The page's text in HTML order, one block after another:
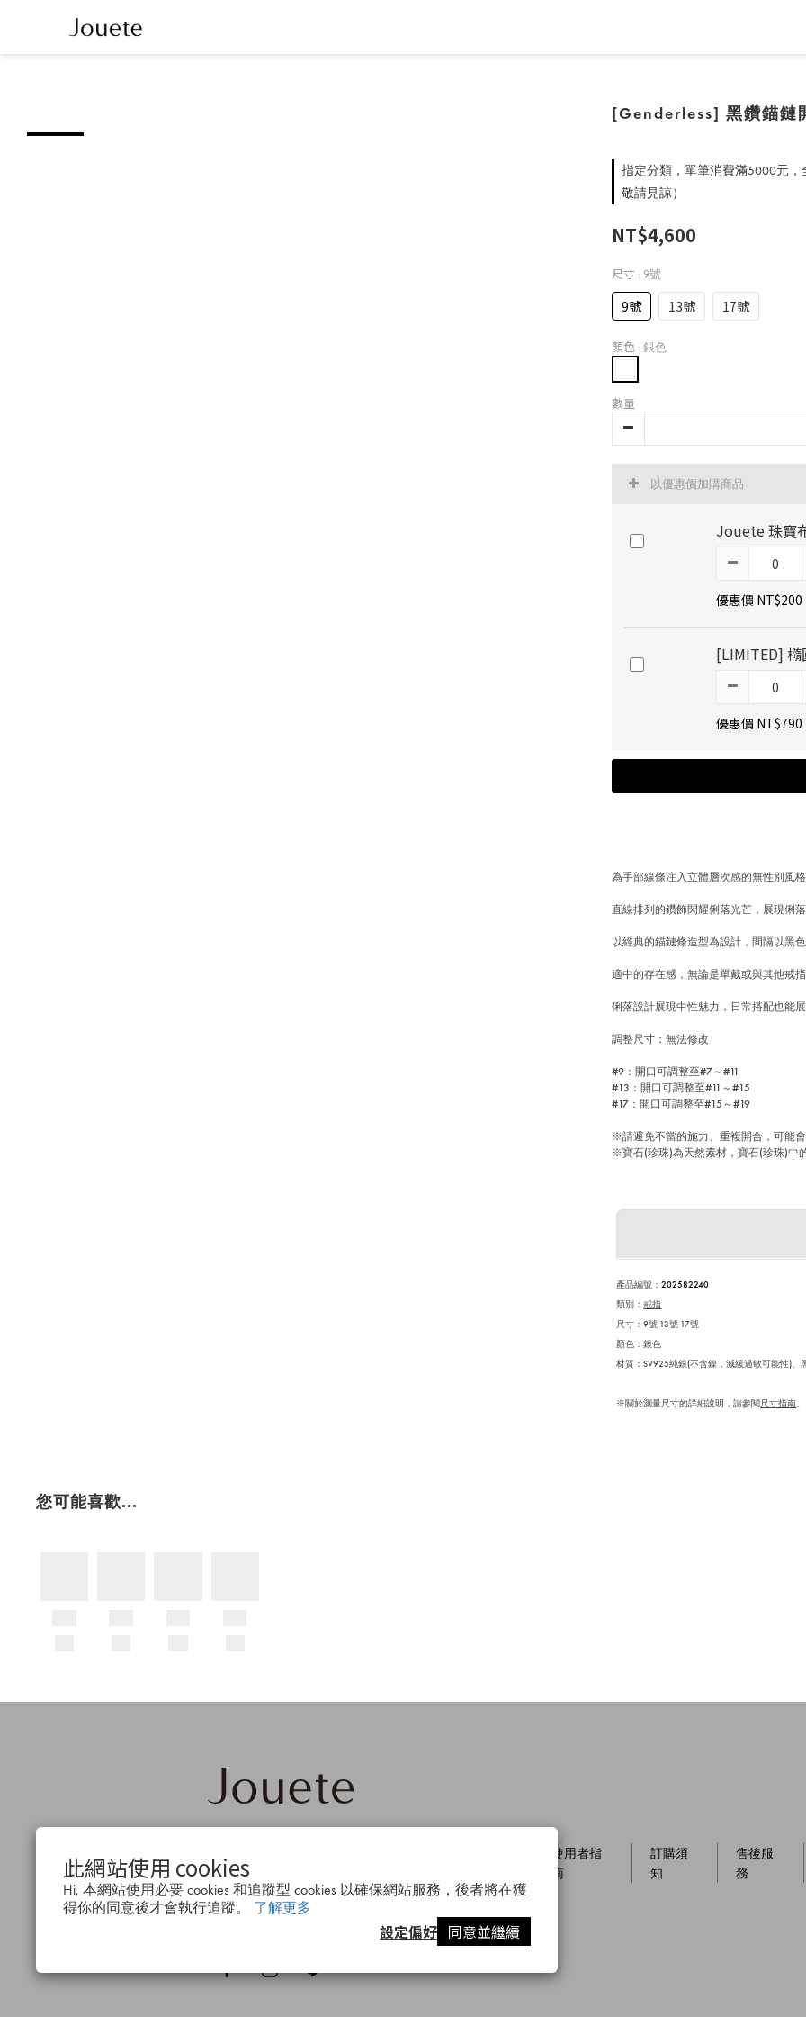
此網站使用 cookies
Hi, 本網站使用必要 cookies 和追蹤型 cookies 以確保網站服務，後者將在獲
得你的同意後才會執行追蹤。 了解更多
設定偏好 同意並繼續
[Genderless] 黑鑽錨鏈
指定分類，單筆消費滿5000元，
敬請見諒）
NT$4,600
尺寸 : 9號
9號 13號 17號
顏色 : 銀色
數量
以優惠價加購商品
Jouete 珠寶
優惠價 NT$200
[LIMITED] 橢
優惠價 NT$790
為手部線條注入立體層次感的無性別風格
直線排列的鑽飾閃耀俐落光芒，展現俐
以經典的錨鏈條造型為設計，間隔以黑
適中的存在感，無論是單戴或與其他戒
俐落設計展現中性魅力，日常搭配也能展
調整尺寸：無法修改
#9：開口可調整至#7～#11
#13：開口可調整至#11～#15
#17：開口可調整至#15～#19
※請避免不當的施力、重複開合，可能會
※寶石(珍珠)為天然素材，寶石(珍珠)中
產品編號：202582240
類別：戒指
尺寸：9號 13號 17號
顏色：銀色
材質：SV925純銀(不含鎳，減緩過敏可能性)、
※關於測量尺寸的詳細說明，請參閱尺寸指南。
您可能喜歡...
念
使用者指
南
訂購須
知
售後服
務